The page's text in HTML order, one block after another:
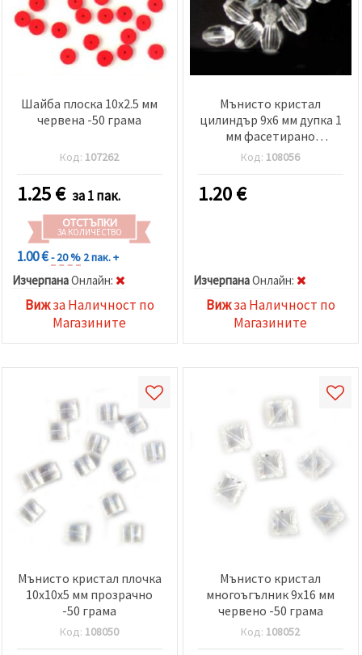
Шайба плоска 10x2.5 мм
червена -50 грама
Код: 107262
1.25€ за 1 пак.
ОТСТЪПКИ
ЗА КОЛИЧЕСТВО
1.00 €- 20 % 2 пак. +
ИзчерпанаOнлайн:
Вижза Наличност по
Магазините
Мънисто кристал
цилиндър 9x6 мм дупка 1
мм фасетирано
прозрачно -50 грама ~
Код: 108056
1.20€
ИзчерпанаOнлайн:
Вижза Наличност по
Магазините
Мънисто кристал плочка
10x10x5 мм прозрачно
-50 грама
Код: 108050
Мънисто кристал
многоъгълник 9x16 мм
червено -50 грама
Код: 108052